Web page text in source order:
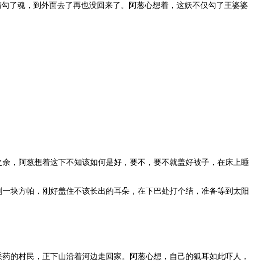
了魂，到外面去了再也没回来了。阿葱心想着，这妖不仅勾了王婆婆
，阿葱想着这下不知该如何是好，要不，要不就盖好被子，在床上睡
块方帕，刚好盖住不该长出的耳朵，在下巴处打个结，准备等到太阳
的村民，正下山沿着河边走回家。阿葱心想，自己的狐耳如此吓人，